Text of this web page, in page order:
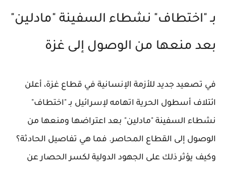
بـ "اختطاف" نشطاء السفينة "مادلين"
بعد منعها من الوصول إلى غزة
في تصعيد جديد للأزمة الإنسانية في قطاع غزة، أعلن
ائتلاف أسطول الحرية اتهامه لإسرائيل بـ "اختطاف"
نشطاء السفينة "مادلين" بعد اعتراضها ومنعها من
الوصول إلى القطاع المحاصر. فما هي تفاصيل الحادثة؟
وكيف يؤثر ذلك على الجهود الدولية لكسر الحصار عن